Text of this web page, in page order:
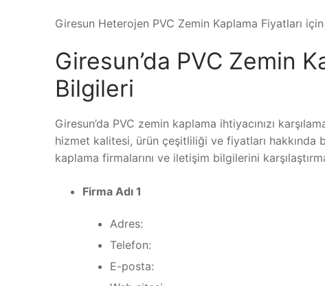
Giresun Heterojen PVC Zemin Kaplama Fiyatları
Giresun’da PVC Zemin
Bilgileri
Giresun’da PVC zemin kaplama ihtiyacınızı
hizmet kalitesi, ürün çeşitliliği ve fiyatları hakkında
kaplama firmalarını ve iletişim bilgilerini
Firma Adı 1
Adres:
Telefon:
E-posta: